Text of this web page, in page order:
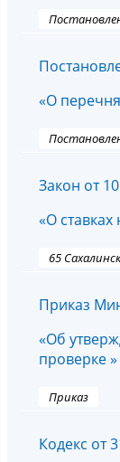
«О
Закон от
«О
65
Приказ
«Об
проверке »
Приказ
Кодекс от